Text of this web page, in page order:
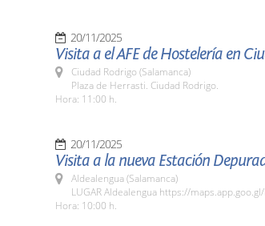
20/11/2025
Visita a el AFE de Hostelería en
Ciudad Rodrigo (Salamanca)
Plaza de Herrasti. Ciudad Rodrigo.
Hora: 11:00 h.
20/11/2025
Visita a la nueva Estación
Aldealengua (Salamanca)
LUGAR Aldealengua https://
Hora: 10:00 h.